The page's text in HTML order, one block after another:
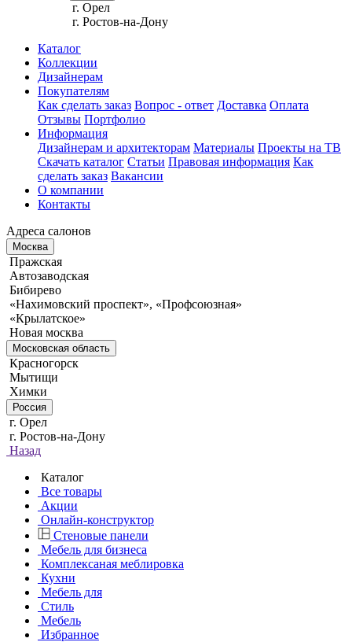
г. Орел
г. Ростов-на-Дону
Каталог
Коллекции
Дизайнерам
Покупателям
Как сделать заказ Вопрос - ответ Доставка Оплата
Отзывы Портфолио
Информация
Дизайнерам и архитекторам Материалы Проекты на ТВ
Скачать каталог Статьи Правовая информация Как
сделать заказ Вакансии
О компании
Контакты
Адреса салонов
Москва
Пражская
Автозаводская
Бибирево
«Нахимовский проспект», «Профсоюзная»
«Крылатское»
Новая москва
Московская область
Красногорск
Мытищи
Химки
Россия
г. Орел
г. Ростов-на-Дону
Назад
Каталог
Все товары
Акции
Онлайн-конструктор
Стеновые панели
Мебель для бизнеса
Комплексаная меблировка
Кухни
Мебель для
Стиль
Мебель
Избранное